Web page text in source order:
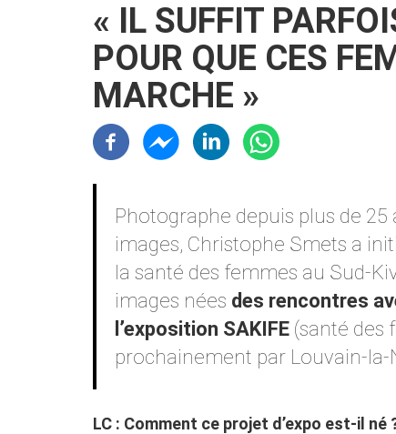
« IL SUFFIT
POUR QUE CES
MARCHE »
Résaux sociaux
Photographe depuis plus de 25
images, Christophe Smets a
la santé des femmes au Sud-
images nées des rencontres
l’exposition SAKIFE (santé des
prochainement par Louvain-la-
LC : Comment ce projet d’expo est-il né